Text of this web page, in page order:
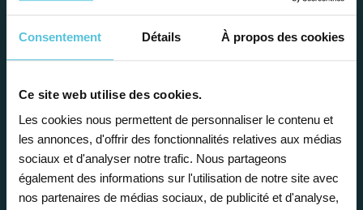
Consentement Détails À propos des cookies
Ce site web utilise des cookies.
Les cookies nous permettent de personnaliser le contenu et
les annonces, d'offrir des fonctionnalités relatives aux médias
sociaux et d'analyser notre trafic. Nous partageons
également des informations sur l'utilisation de notre site avec
nos partenaires de médias sociaux, de publicité et d'analyse,
Étape 1